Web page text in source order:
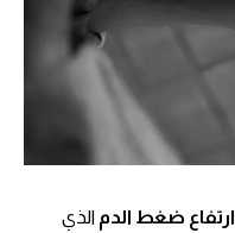
ارتفاع ضغط الدم الذي